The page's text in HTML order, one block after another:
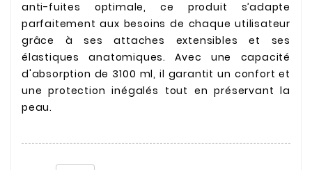
anti-fuites optimale, ce produit s’adapte
parfaitement aux besoins de chaque utilisateur
grâce à ses attaches extensibles et ses
élastiques anatomiques. Avec une capacité
d'absorption de 3100 ml, il garantit un confort et
une protection inégalés tout en préservant la
peau.